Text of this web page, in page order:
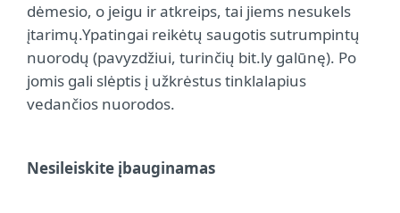
dėmesio, o jeigu ir atkreips, tai jiems nesukels
įtarimų.Ypatingai reikėtų saugotis sutrumpintų
nuorodų (pavyzdžiui, turinčių bit.ly galūnę). Po
jomis gali slėptis į užkrėstus tinklalapius
vedančios nuorodos.
Nesileiskite įbauginamas